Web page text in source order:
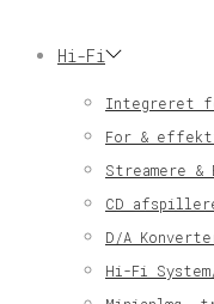
Hi-Fi
Integreret
For &
Streamere
CD
D/A
Hi-Fi